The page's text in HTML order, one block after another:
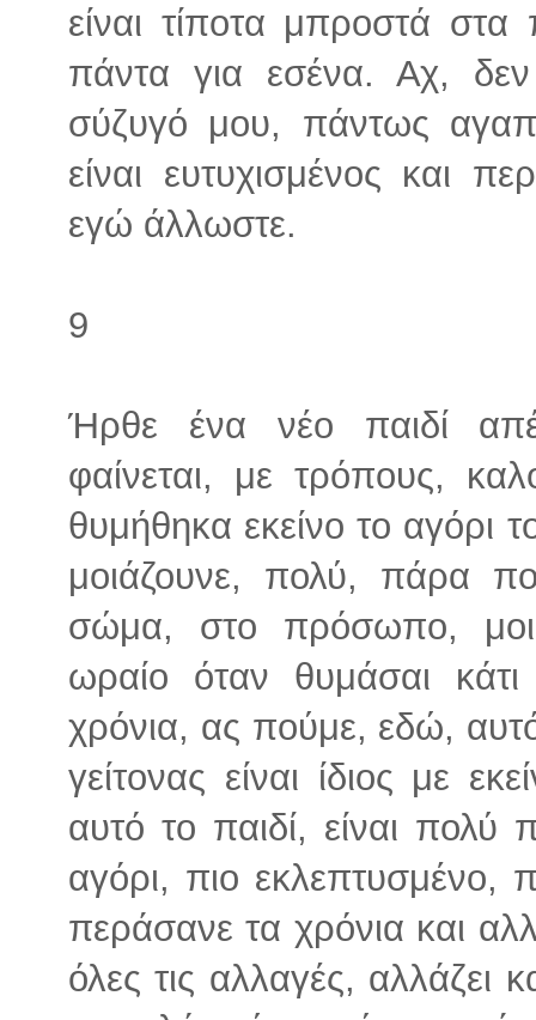
είναι τίποτα μπροστά στα
πάντα για εσένα. Αχ,
σύζυγό μου, πάντως
είναι ευτυχισμένος και
εγώ άλλωστε.
9
Ήρθε ένα νέο παιδί
φαίνεται, με τρόπους,
θυμήθηκα εκείνο το αγόρι
μοιάζουνε, πολύ, πάρα
σώμα, στο πρόσωπο,
ωραίο όταν θυμάσαι
χρόνια, ας πούμε, εδώ,
γείτονας είναι ίδιος με
αυτό το παιδί, είναι πολύ
αγόρι, πιο εκλεπτυσμένο,
περάσανε τα χρόνια και
όλες τις αλλαγές, αλλάζει